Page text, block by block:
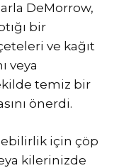
DeMorrow,
bir
ve kağıt
veya
temiz bir
önerdi.
için çöp
kilerinizde